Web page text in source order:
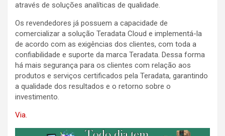
através de soluções analíticas de qualidade.
Os revendedores já possuem a capacidade de
comercializar a solução Teradata Cloud e implementá-la
de acordo com as exigências dos clientes, com toda a
confiabilidade e suporte da marca Teradata. Dessa forma
há mais segurança para os clientes com relação aos
produtos e serviços certificados pela Teradata, garantindo
a qualidade dos resultados e o retorno sobre o
investimento.
Via.